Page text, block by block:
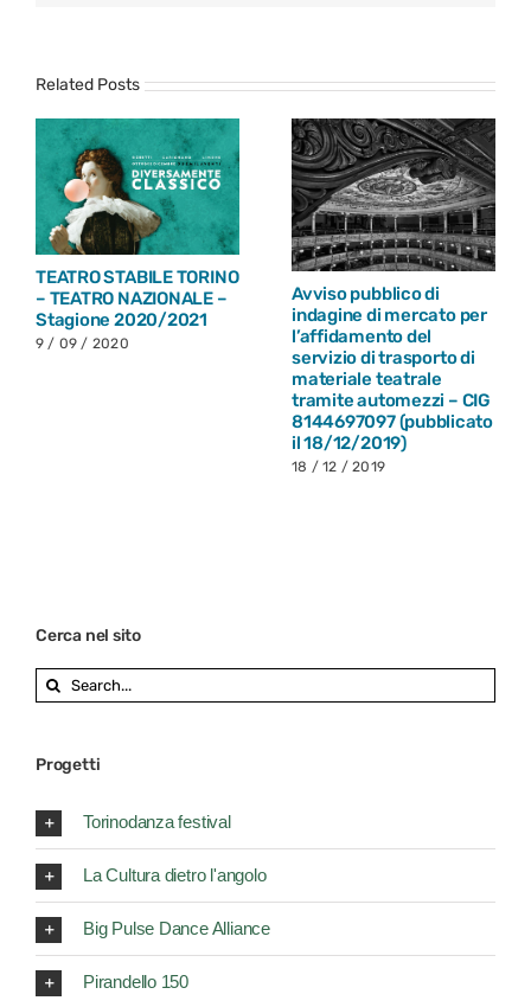
Related Posts
TORINO
–
2021
Avviso pubblico di
indagine di mercato per
servizio di trasporto di
tramite automezzi – CIG
8144697097 (pubblicato
Avviso pubblico
indagine di
l’affidamento
noleggio di
luci e video di
palcoscenico e
relativo
installazione e
Search
Progetti
La Cultura dietro l'angolo
Big Pulse Dance Alliance